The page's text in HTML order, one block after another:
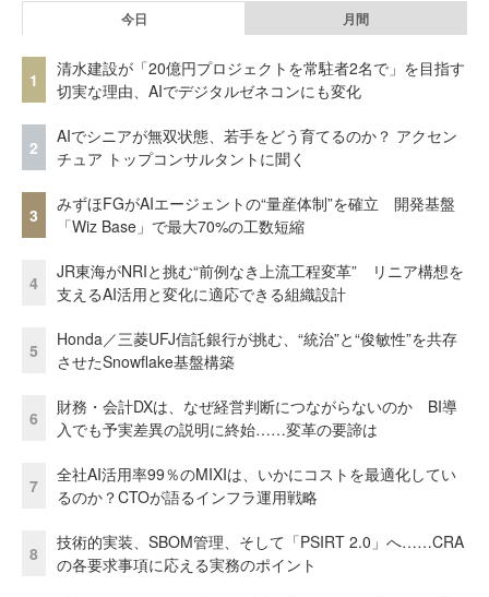
今日 月間
1
清水建設が「20億円プロジェクトを常駐者2名で」を目指す
切実な理由、AIでデジタルゼネコンにも変化
2
AIでシニアが無双状態、若手をどう育てるのか？ アクセン
チュア トップコンサルタントに聞く
3
みずほFGがAIエージェントの“量産体制”を確立 開発基盤
「Wiz Base」で最大70%の工数短縮
4
JR東海がNRIと挑む“前例なき上流工程変革” リニア構想を
支えるAI活用と変化に適応できる組織設計
5
Honda／三菱UFJ信託銀行が挑む、“統治”と“俊敏性”を共存
させたSnowflake基盤構築
6
財務・会計DXは、なぜ経営判断につながらないのか BI導
入でも予実差異の説明に終始……変革の要諦は
7
全社AI活用率99％のMIXIは、いかにコストを最適化してい
るのか？CTOが語るインフラ運用戦略
8
技術的実装、SBOM管理、そして「PSIRT 2.0」へ……CRA
の各要求事項に応える実務のポイント